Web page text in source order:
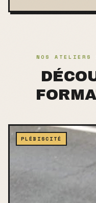
NOS ATELIERS
PLÉBISCITÉ